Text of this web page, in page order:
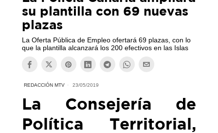
su plantilla con 69 nuevas
plazas
La Oferta Pública de Empleo ofertará 69 plazas, con lo
que la plantilla alcanzará los 200 efectivos en las Islas
REDACCIÓN MTV 23/05/2019
La Consejería de
Política Territorial,